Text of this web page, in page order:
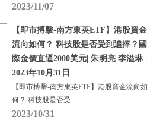
2023/11/07
【即市搏擊-南方東英ETF】港股資金
流向如何？ 科技股是否受到追捧？國
際金價直逼2000美元| 朱明亮 李溢琳 |
2023年10月31日
【即市搏擊-南方東英ETF】港股資金流向如
何？ 科技股是否受
2023/10/31